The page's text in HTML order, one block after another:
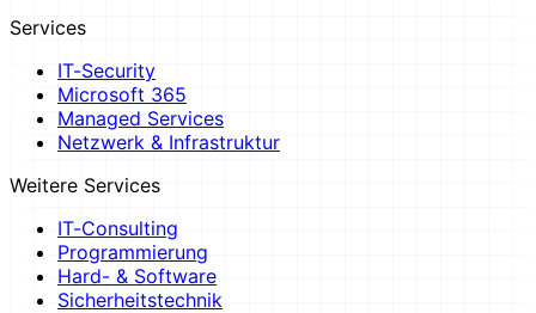
Services
IT-Security
Microsoft 365
Managed Services
Netzwerk & Infrastruktur
Weitere Services
IT-Consulting
Programmierung
Hard- & Software
Sicherheitstechnik